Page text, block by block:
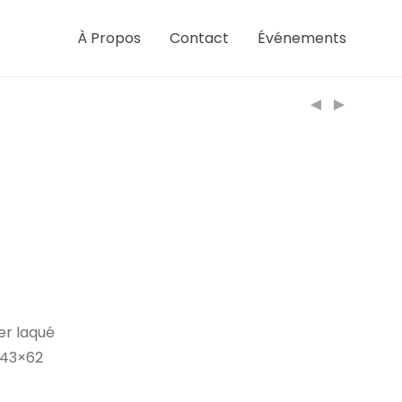
À Propos Contact Événements
laqué